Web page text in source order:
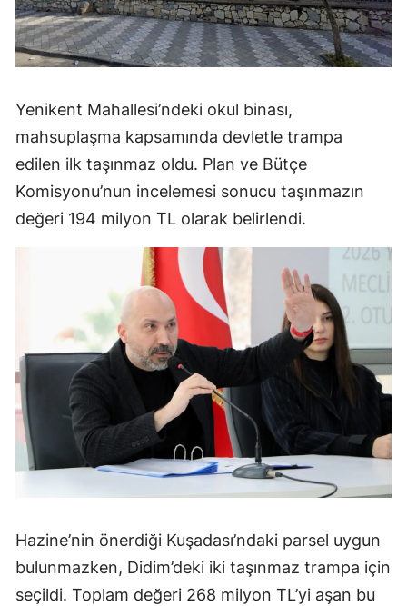
Yenikent Mahallesi’ndeki okul binası,
mahsuplaşma kapsamında devletle trampa
edilen ilk taşınmaz oldu. Plan ve Bütçe
Komisyonu’nun incelemesi sonucu taşınmazın
değeri 194 milyon TL olarak belirlendi.
Hazine’nin önerdiği Kuşadası’ndaki parsel uygun
bulunmazken, Didim’deki iki taşınmaz trampa için
seçildi. Toplam değeri 268 milyon TL’yi aşan bu